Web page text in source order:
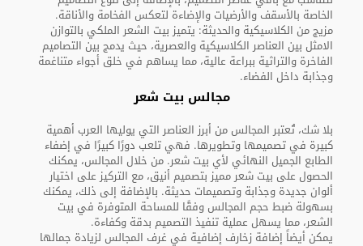
الخاصة بالأسقف والأرضيات والإضاءة لتعكس الفخامة والأناقة.
مزيج من الكلاسيكية والحديثة: يتميز بيت الشعر الملكي بالتوازن
الامثل بين العناصر الكلاسيكية والعصرية، حيث يدمج بين التصاميم
الفاخرة والتراثية ببراعة عالية، مما يساهم في خلق أجواء متناغمة
وجذابة داخل الفضاء.
مجالس بيت شعر
بلا شك، تُعتبر المجالس من أبرز العناصر التي يوليها العرب أهمية
كبيرة في تصميمها وتطويرها. فهي تلعب دورًا كبيرًا في إضفاء
الطابع الجميل النهائي لأي بيت شعر. من خلال المجالس، يمكنك
الحصول على بيت شعر مميز بتصميم أنيق، مع التركيز على اختيار
ألوان جديدة وجذابة وتصميمات حديثة. بالإضافة إلى ذلك، يمكنك
بسهولة ضبط حجم المجالس وفقًا للمساحة المتوفرة في بيت
الشعر، مما يسهل عملية تنفيذ التصميم بدقة وكفاءة.
يمكن أيضاً إضافة زخارف إضافية في غرف المجالس لزيادة جمالها